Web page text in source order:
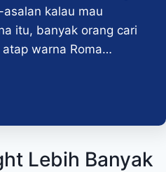
kalau mau
itu, banyak orang cari
warna Roma…
Lebih Banyak